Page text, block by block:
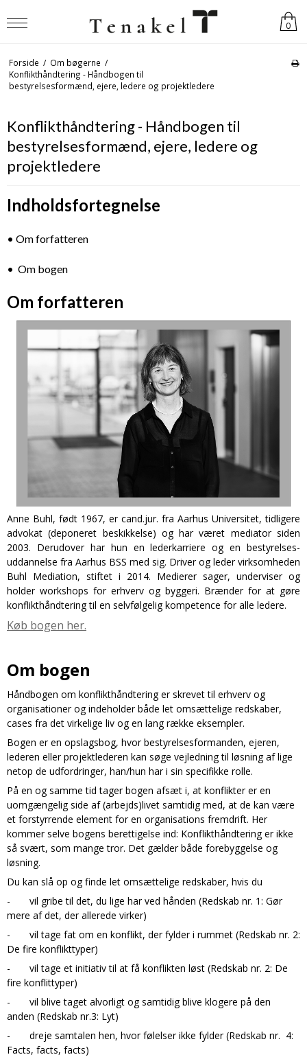
0
Forside / Om bøgerne /
Konflikthåndtering - Håndbogen til
bestyrelsesformænd, ejere, ledere og projektledere
Konflikthåndtering - Håndbogen til
bestyrelsesformænd, ejere, ledere og
projektledere
Indholdsfortegnelse
• Om forfatteren
• Om bogen
Om forfatteren
Anne Buhl, født 1967, er cand.jur. fra Aarhus Universitet, tidligere
advokat (deponeret beskikkelse) og har været mediator siden
2003. Derudover har hun en lederkarriere og en bestyrelses-
uddannelse fra Aarhus BSS med sig. Driver og leder virksomheden
Buhl Mediation, stiftet i 2014. Medierer sager, underviser og
holder workshops for erhverv og byggeri. Brænder for at gøre
konflikthåndtering til en selvfølgelig kompetence for alle ledere.
Køb bogen her.
Om bogen
Håndbogen om konflikthåndtering er skrevet til erhverv og
organisationer og indeholder både let omsættelige redskaber,
cases fra det virkelige liv og en lang række eksempler.
Bogen er en opslagsbog, hvor bestyrelsesformanden, ejeren,
lederen eller projektlederen kan søge vejledning til løsning af lige
netop de udfordringer, han/hun har i sin specifikke rolle.
På en og samme tid tager bogen afsæt i, at konflikter er en
uomgængelig side af (arbejds)livet samtidig med, at de kan være
et forstyrrende element for en organisations fremdrift. Her
kommer selve bogens berettigelse ind: Konflikthåndtering er ikke
så svært, som mange tror. Det gælder både forebyggelse og
løsning.
Du kan slå op og finde let omsættelige redskaber, hvis du
- vil gribe til det, du lige har ved hånden (Redskab nr. 1: Gør
mere af det, der allerede virker)
- vil tage fat om en konflikt, der fylder i rummet (Redskab nr. 2:
De fire konflikttyper)
- vil tage et initiativ til at få konflikten løst (Redskab nr. 2: De
fire konflittyper)
- vil blive taget alvorligt og samtidig blive klogere på den
anden (Redskab nr.3: Lyt)
- dreje samtalen hen, hvor følelser ikke fylder (Redskab nr. 4:
Facts, facts, facts)